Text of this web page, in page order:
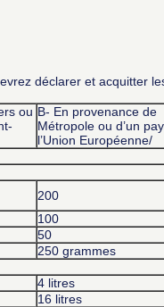
déclarer et acquitter
ou B- En provenance de
Métropole ou d’un
l’Union Européenne/
200
100
50
250 grammes
4 litres
16 litres